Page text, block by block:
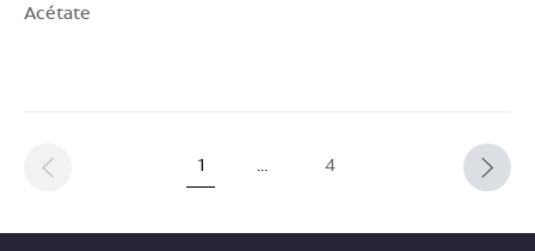
Acétate
1 … 4